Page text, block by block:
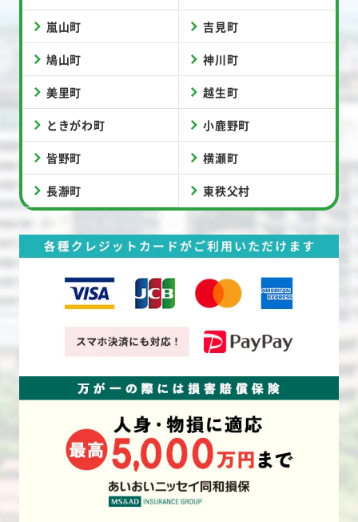
嵐山町 吉見町
鳩山町 神川町
美里町 越生町
ときがわ町 小鹿野町
皆野町 横瀬町
長瀞町 東秩父村